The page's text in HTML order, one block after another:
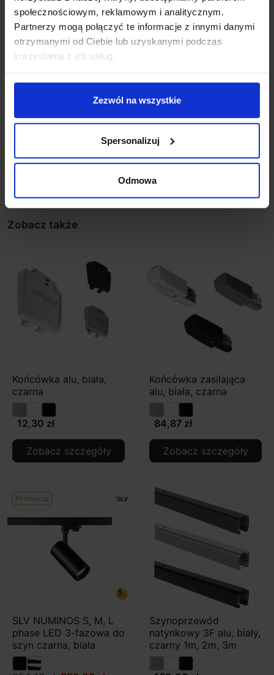
społecznościowym, reklamowym i analitycznym.
Partnerzy mogą połączyć te informacje z innymi danymi
otrzymanymi od Ciebie lub uzyskanymi podczas
korzystania z ich usług.
Zezwól na wszystkie
Spersonalizuj
Odmowa
Przewidywany czas świecenia 40000h
Producent: SLV
Gwarancja: 5 lat
Wbudowany zasilacz LED
Wymienny moduł LED przez specjalistyczny serwis
CRI 80
Zobacz także
Końcówka alu, biała,
czarna
12,30 zł
Zobacz szczegóły
Końcówka zasilająca
alu, biała, czarna
84,87 zł
Zobacz szczegóły
Promocja
SLV NUMINOS S, M, L
phase LED 3-fazowa do
szyn czarna, biała
Szynoprzewód
natynkowy 3F alu, biały,
czarny 1m, 2m, 3m